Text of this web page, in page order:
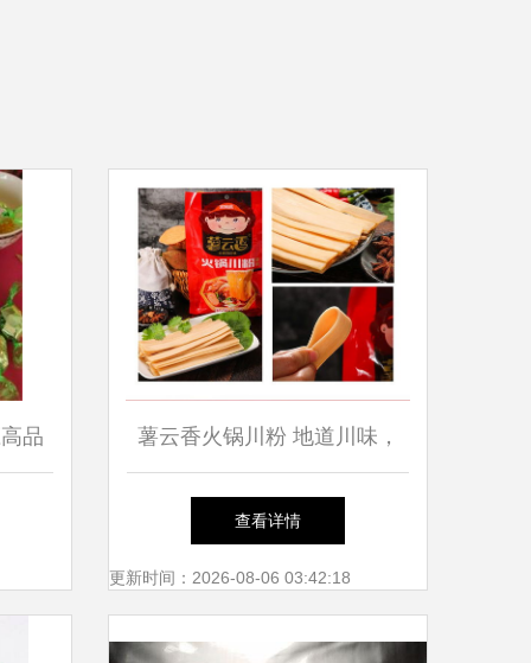
品
精
食
酱
薯云香火锅川粉 地道川味，
速食新体验
查看详情
更新时间：2026-08-06 03:42:18